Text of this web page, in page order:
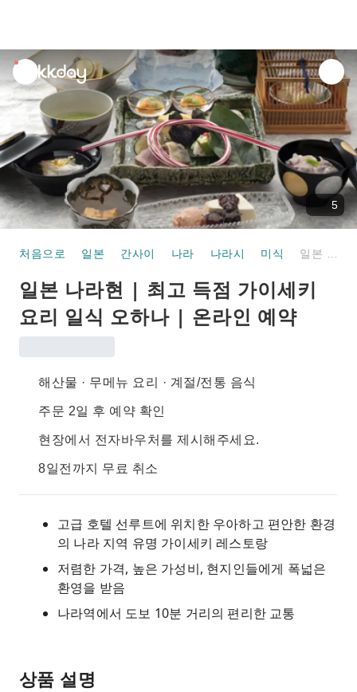
unread
notifications
5
처음으로 일본 간사이 나라 나라시 미식
일본 나라현 | 최고 득점 가이세키
요리 일식 오하나 | 온라인 예약
해산물 · 무메뉴 요리 · 계절/전통 음식
주문 2일 후 예약 확인
현장에서 전자바우처를 제시해주세요.
8일전까지 무료 취소
고급 호텔 선루트에 위치한 우아하고 편안한 환경
의 나라 지역 유명 가이세키 레스토랑
저렴한 가격, 높은 가성비, 현지인들에게 폭넓은
환영을 받음
나라역에서 도보 10분 거리의 편리한 교통
상품 설명